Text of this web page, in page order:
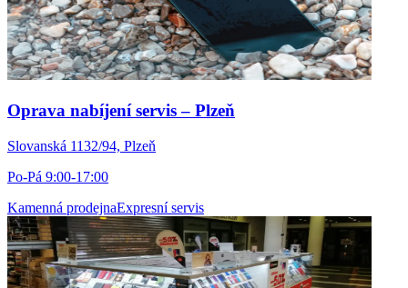
Oprava nabíjení servis – Plzeň
Slovanská 1132/94, Plzeň
Po-Pá 9:00-17:00
Kamenná prodejnaExpresní servis